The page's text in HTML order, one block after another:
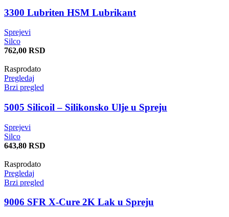
3300 Lubriten HSM Lubrikant
Sprejevi
Silco
762,00 RSD
Rasprodato
Pregledaj
Brzi pregled
5005 Silicoil – Silikonsko Ulje u Spreju
Sprejevi
Silco
643,80 RSD
Rasprodato
Pregledaj
Brzi pregled
9006 SFR X-Cure 2K Lak u Spreju